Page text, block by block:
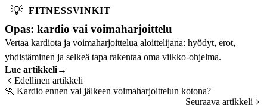
💡 FITNESSVINKIT
Opas: kardio vai voimaharjoittelu
Vertaa kardiota ja voimaharjoittelua aloittelijana: hyödyt, erot,
yhdistäminen ja selkeä tapa rakentaa oma viikko-ohjelma.
Lue artikkeli→
Edellinen artikkeli
🏃 Kardio ennen vai jälkeen voimaharjoittelun kotona?
Seuraava artikkeli